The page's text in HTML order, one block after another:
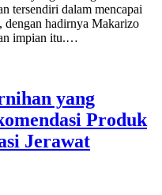
tersendiri dalam mencapai
hadirnya Makarizo
impian itu.…
yang
Produk
Jerawat